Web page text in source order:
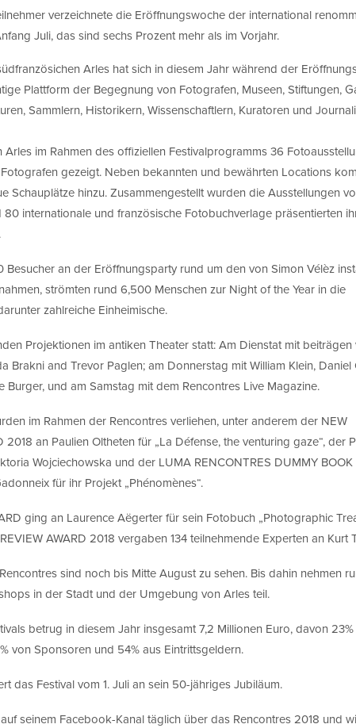
verzeichnete die Eröffnungswoche der international
Juli, das sind sechs Prozent mehr als im Vorjahr.
Arles hat sich in diesem Jahr während der
Plattform der Begegnung von Fotografen, Museen, Stiftungen,
Sammlern, Historikern, Wissenschaftlern, Kuratoren und
Arles im Rahmen des offiziellen Festivalprogramms 36
gezeigt. Neben bekannten und bewährten Locations
Schauplätze hinzu. Zusammengestellt wurden die Ausstellungen
80 internationale und französische Fotobuchverlage präsentierten
Besucher an der Eröffnungsparty rund um den von Simon Vélèz
strömten rund 6,500 Menschen zur Night of the Year in die
zahlreiche Einheimische.
Projektionen im antiken Theater statt: Am Dienstat mit beiträgen
Brakni and Trevor Paglen; am Donnerstag mit William Klein, Daniel
Burger, und am Samstag mit dem Rencontres Live Magazine.
im Rahmen der Rencontres verliehen, unter anderem der NEW
2018 an Paulien Oltheten für „La Défense, the venturing gaze“, der
Wojciechowska und der LUMA RENCONTRES DUMMY BOOK
für ihr Projekt „Phénomènes“.
ging an Laurence Aëgerter für sein Fotobuch „Photographic
AWARD 2018 vergaben 134 teilnehmende Experten an Kurt
sind noch bis Mitte August zu sehen. Bis dahin nehmen
in der Stadt und der Umgebung von Arles teil.
betrug in diesem Jahr insgesamt 7,2 Millionen Euro, davon
von Sponsoren und 54% aus Eintrittsgeldern.
das Festival vom 1. Juli an sein 50-jähriges Jubiläum.
seinem Facebook-Kanal täglich über das Rencontres 2018 und